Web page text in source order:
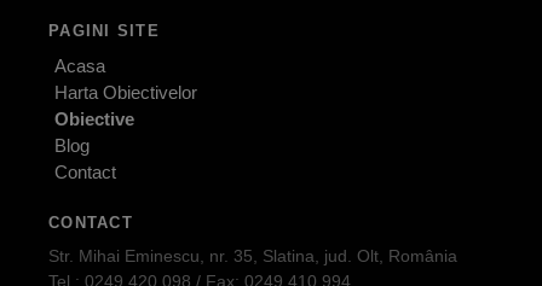
PAGINI SITE
Acasa
Harta Obiectivelor
Obiective
Blog
Contact
CONTACT
Str. Mihai Eminescu, nr. 35, Slatina, jud. Olt, România
Tel.: 0249.420.098 / Fax: 0249.410.994